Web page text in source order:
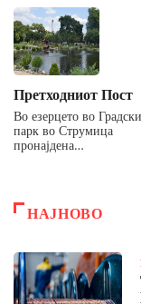
Претходниот Пост
Во езерцето во
парк во Струмица
пронајдена…
НАЈНОВО